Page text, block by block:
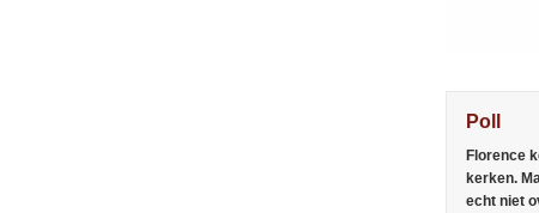
Poll
Florence
kerken.
echt niet